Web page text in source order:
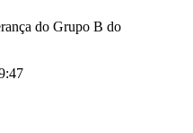
do Grupo B do